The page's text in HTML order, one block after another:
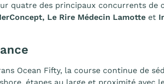
quatre des principaux concurrents de
Le Rire Médecin Lamotte et
Ocean Fifty, la course continue de